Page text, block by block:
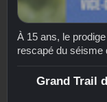
À 15 ans, le
rescapé du séisme
Grand Trail